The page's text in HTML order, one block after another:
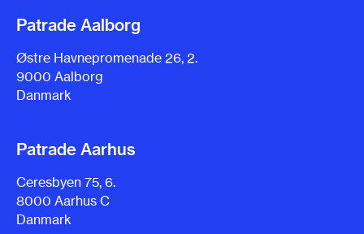
Patrade Aalborg
Østre Havnepromenade 26, 2.
9000 Aalborg
Danmark
Patrade Aarhus
Ceresbyen 75, 6.
8000 Aarhus C
Danmark